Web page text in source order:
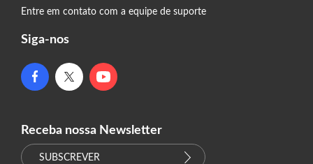
Entre em contato com a equipe de suporte
Siga-nos
Receba nossa Newsletter
SUBSCREVER